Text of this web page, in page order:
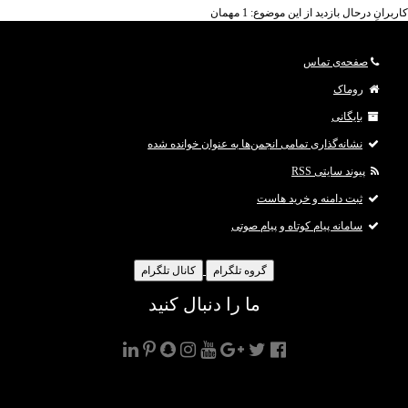
کاربرانِ درحال بازدید از این موضوع: 1 مهمان
صفحه‌ی تماس
روماک
بایگانی
نشانه‌گذاری تمامی انجمن‌ها به عنوان خوانده شده
پیوند سایتی RSS
ثبت دامنه و خرید هاست
سامانه پیام کوتاه و پیام صوتی
گروه تلگرام کانال تلگرام
ما را دنبال کنید